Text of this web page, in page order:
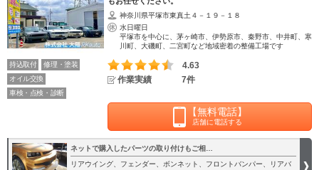
神奈川県平塚市東真土４－１９－１８
水日曜日
平塚市を中心に、茅ヶ崎市、伊勢原市、秦野市、中井町、寒
川町、大磯町、二宮町など地域密着の整備工場です
持込取付
修理・塗装
オイル交換
車検・点検・診断
4.63
作業実績
7件
【無料電話】
店舗に電話する
ネットで購入したパーツの取り付けもご相…
リアウイング、フェンダー、ボンネット、フロントバンパー、リアバ